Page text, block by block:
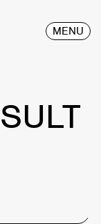
MENU